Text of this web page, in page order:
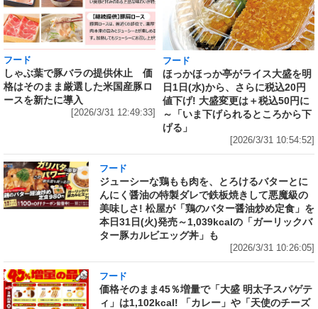
フード
しゃぶ葉で豚バラの提供休止 価
格はそのまま厳選した米国産豚ロ
ースを新たに導入
[2026/3/31 12:49:33]
フード
ほっかほっか亭がライス大盛を明
日1日(水)から、さらに税込20円
値下げ! 大盛変更は＋税込50円に
～「いま下げられるところから下
げる」
[2026/3/31 10:54:52]
フード
ジューシーな鶏もも肉を、とろけるバターとに
んにく醤油の特製ダレで鉄板焼きして悪魔級の
美味しさ! 松屋が「鶏のバター醤油炒め定食」を
本日31日(火)発売～1,039kcalの「ガーリックバ
ター豚カルビエッグ丼」も
[2026/3/31 10:26:05]
フード
価格そのまま45％増量で「大盛 明太子スパゲテ
ィ」は1,102kcal! 「カレー」や「天使のチーズ